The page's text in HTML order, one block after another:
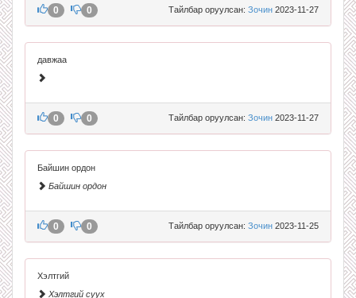
Тайлбар оруулсан: Зочин 2023-11-27
0 0
давжаа
Тайлбар оруулсан: Зочин 2023-11-27
0 0
Байшин ордон
Байшин ордон
Тайлбар оруулсан: Зочин 2023-11-25
0 0
Хэлтгий
Хэлтгий суух